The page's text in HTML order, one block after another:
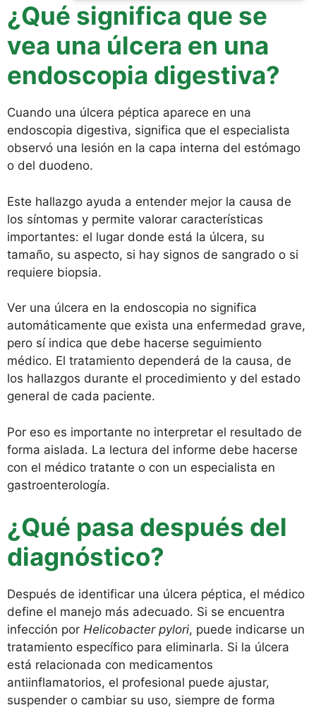
¿Qué significa que se
vea una úlcera en una
endoscopia digestiva?
Cuando una úlcera péptica aparece en una
endoscopia digestiva, significa que el especialista
observó una lesión en la capa interna del estómago
o del duodeno.
Este hallazgo ayuda a entender mejor la causa de
los síntomas y permite valorar características
importantes: el lugar donde está la úlcera, su
tamaño, su aspecto, si hay signos de sangrado o si
requiere biopsia.
Ver una úlcera en la endoscopia no significa
automáticamente que exista una enfermedad grave,
pero sí indica que debe hacerse seguimiento
médico. El tratamiento dependerá de la causa, de
los hallazgos durante el procedimiento y del estado
general de cada paciente.
Por eso es importante no interpretar el resultado de
forma aislada. La lectura del informe debe hacerse
con el médico tratante o con un especialista en
gastroenterología.
¿Qué pasa después del
diagnóstico?
Después de identificar una úlcera péptica, el médico
define el manejo más adecuado. Si se encuentra
infección por Helicobacter pylori, puede indicarse un
tratamiento específico para eliminarla. Si la úlcera
está relacionada con medicamentos
antiinflamatorios, el profesional puede ajustar,
suspender o cambiar su uso, siempre de forma